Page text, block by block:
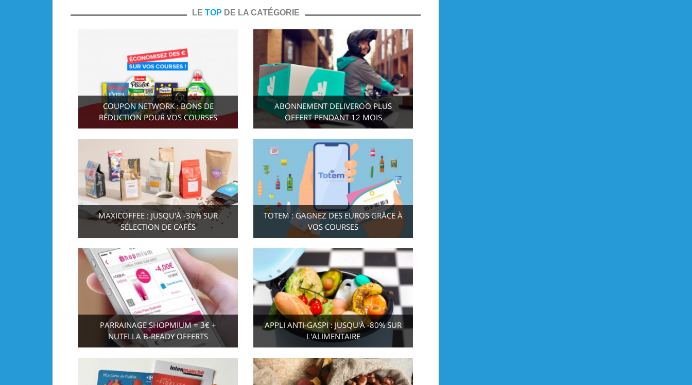
LE TOP DE LA CATÉGORIE
COUPON NETWORK : BONS DE
RÉDUCTION POUR VOS COURSES
ABONNEMENT DELIVEROO PLUS
OFFERT PENDANT 12 MOIS
MAXICOFFEE : JUSQU'À -30% SUR
SÉLECTION DE CAFÉS
TOTEM : GAGNEZ DES EUROS GRÂCE À
VOS COURSES
PARRAINAGE SHOPMIUM = 3€ +
NUTELLA B-READY OFFERTS
APPLI ANTI-GASPI : JUSQU'À -80% SUR
L'ALIMENTAIRE